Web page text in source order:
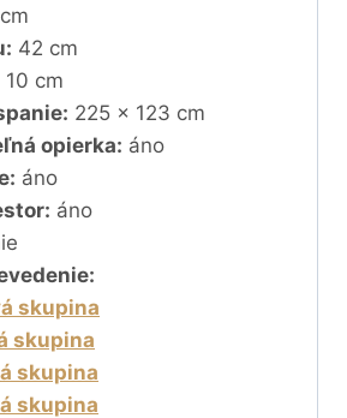
42 cm
10 cm
225 x 123 cm
opierka: áno
áno
áno
skupina
skupina
skupina
skupina